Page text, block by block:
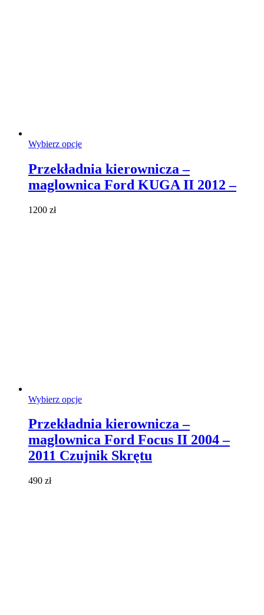
Wybierz opcjeTen
ma
wiele
wariantów.
Przekładnia kierownicza –
maglownica Ford KUGA II 2012 –
1200 zł
Wybierz opcjeTen
ma
wiele
wariantów.
Opcje
można
Przekładnia kierownicza –
maglownica Ford Focus II 2004 –
2011 Czujnik Skrętu
490 zł